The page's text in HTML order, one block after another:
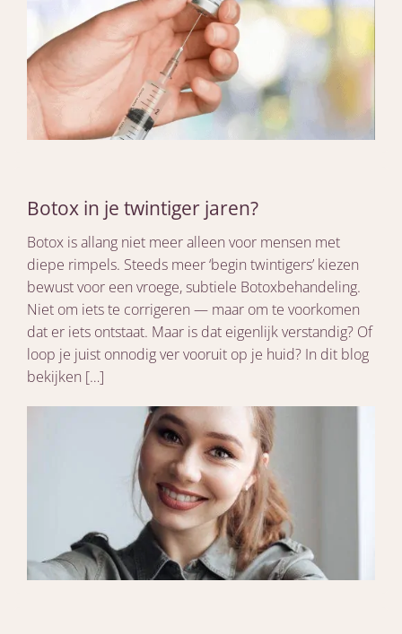
Botox in je twintiger jaren?
Botox is allang niet meer alleen voor mensen met
diepe rimpels. Steeds meer ‘begin twintigers’ kiezen
bewust voor een vroege, subtiele Botoxbehandeling.
Niet om iets te corrigeren — maar om te voorkomen
dat er iets ontstaat. Maar is dat eigenlijk verstandig? Of
loop je juist onnodig ver vooruit op je huid? In dit blog
bekijken […]